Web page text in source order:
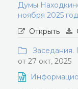
Думы
ноября 2025
Открыть
Заседания.
от 27 окт, 2025